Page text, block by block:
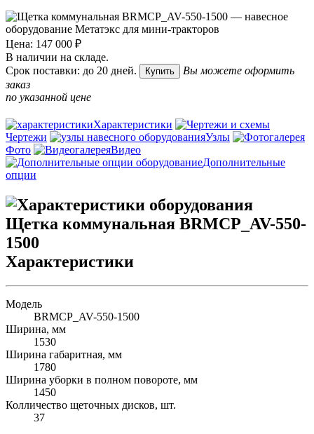
Цена: 147 000 ₽
В наличии на складе.
Срок поставки: до 20 дней.
Купить
Вы можете оформить
заказ
по указанной цене
Характеристики
Чертежи
Узлы
Фото
Видео
Дополнительные
опции
Характеристики
Модель
BRMСP_AV-550-1500
Ширина, мм
1530
Ширина габаритная, мм
1780
Ширина уборки в полном повороте, мм
1450
Колличество щеточных дисков, шт.
37